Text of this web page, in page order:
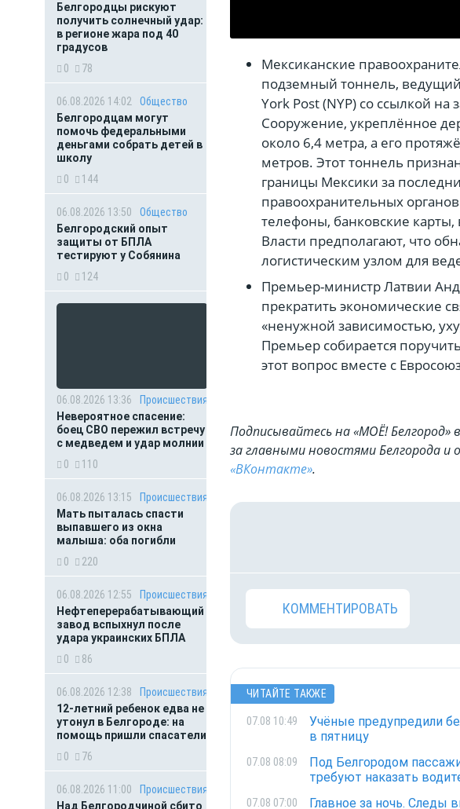
Белгородцы рискуют
получить солнечный удар:
в регионе жара под 40
градусов
0
78
06.08.2026 14:02
Общество
Белгородцам могут
помочь федеральными
деньгами собрать детей в
школу
0
144
06.08.2026 13:50
Общество
Белгородский опыт
защиты от БПЛА
тестируют у Собянина
0
124
06.08.2026 13:36
Происшествия
Невероятное спасение:
боец СВО пережил встречу
с медведем и удар молнии
0
110
06.08.2026 13:15
Происшествия
Мать пыталась спасти
выпавшего из окна
малыша: оба погибли
0
220
06.08.2026 12:55
Происшествия
Нефтеперерабатывающий
завод вспыхнул после
удара украинских БПЛА
0
86
06.08.2026 12:38
Происшествия
12-летний ребенок едва не
утонул в Белгороде: на
помощь пришли спасатели
0
76
06.08.2026 11:00
Происшествия
Над Белгородчиной сбито
Мексиканские
подземный тоннель,
York Post (NYP) со ссылкой
Сооружение, укреплённое
около 6,4 метра, а его
метров. Этот тоннель
границы Мексики за
правоохранительных
телефоны, банковские
Власти предполагают, что
логистическим узлом для
Премьер-министр Латвии
прекратить экономические
«ненужной зависимостью,
Премьер собирается
этот вопрос вместе с
Подписывайтесь на «МОЁ! Белгород»
за главными новостями Белгорода и
«ВКонтакте».
КОММЕНТИРОВАТЬ
ЧИТАЙТЕ ТАКЖЕ
07.08 10:49
Учёные предупредили
в пятницу
07.08 08:09
Под Белгородом
требуют наказать
07.08 07:00 Главное за ночь. Следы